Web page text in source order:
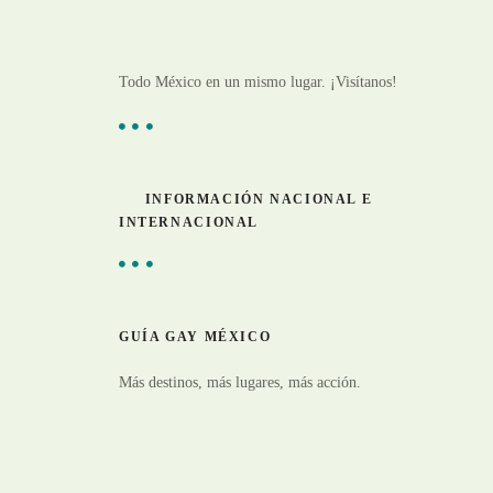
Todo México en un mismo lugar. ¡Visítanos!
INFORMACIÓN NACIONAL E
INTERNACIONAL
GUÍA GAY MÉXICO
Más destinos, más lugares, más acción.